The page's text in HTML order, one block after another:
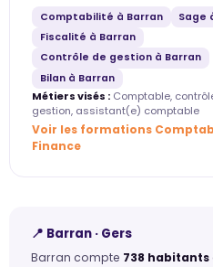
Comptabilité à Barran
Sage
Fiscalité à Barran
Contrôle de gestion à Barran
Bilan à Barran
Métiers visés : Comptable,
gestion, assistant(e) comptable
Voir les formations
Finance
📍 Barran · Gers
Barran compte 738 habitants